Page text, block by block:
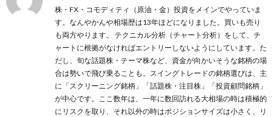
株・FX・コモディティ（原油・金）投資をメインでやっていま
す。なんやかんや相場歴は13年ほどになりました。買いも売り
も両方やります。 テクニカル分析（チャート分析）をして、チ
ャートに根拠がなければエントリーしないようにしています。た
だし、旬な話題株・テーマ株など、資金が向かいそうな銘柄の場
合は勢いで飛び乗ることも。スイングトレードの銘柄選びは、主
に 「スクリーニング銘柄」 「話題株・注目株」
「投資顧問銘柄」
が中心です。ここ数年は、一年に数回訪れる大相場の時は積極的
にリスクを取り、それ以外の時はポジションサイズは小さく、リ